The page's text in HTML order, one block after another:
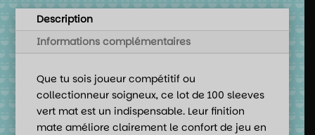
Description
Informations complémentaires
Que tu sois joueur compétitif ou
collectionneur soigneux, ce lot de 100 sleeves
vert mat est un indispensable. Leur finition
mate améliore clairement le confort de jeu en